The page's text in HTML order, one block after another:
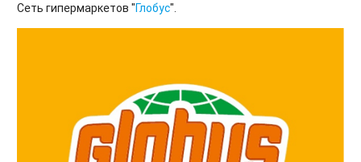
Сеть гипермаркетов "Глобус".